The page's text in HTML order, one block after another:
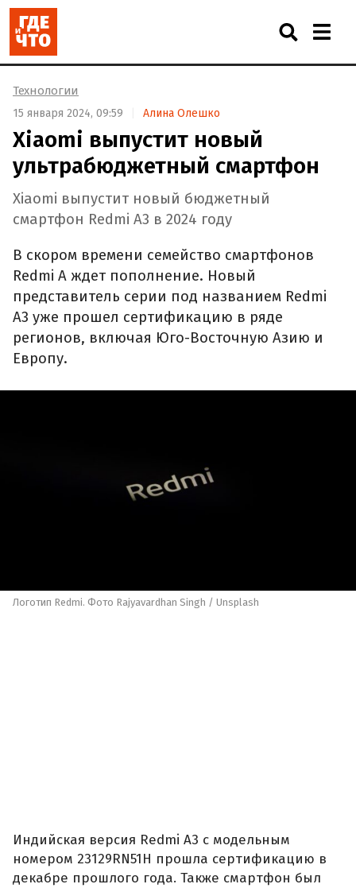
Технологии
15 января 2024, 09:59 Алина Олешко
Xiaomi выпустит новый
ультрабюджетный смартфон
Xiaomi выпустит новый бюджетный
смартфон Redmi A3 в 2024 году
В скором времени семейство смартфонов
Redmi A ждет пополнение. Новый
представитель серии под названием Redmi
A3 уже прошел сертификацию в ряде
регионов, включая Юго-Восточную Азию и
Европу.
Логотип Redmi. Фото Rajyavardhan Singh / Unsplash
Индийская версия Redmi A3 с модельным
номером 23129RN51H прошла сертификацию в
декабре прошлого года. Также смартфон был